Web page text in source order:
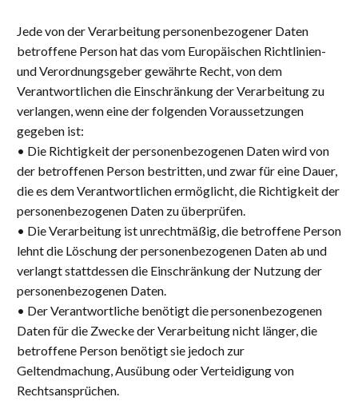
Jede von der Verarbeitung personenbezogener Daten
betroffene Person hat das vom Europäischen Richtlinien-
und Verordnungsgeber gewährte Recht, von dem
Verantwortlichen die Einschränkung der Verarbeitung zu
verlangen, wenn eine der folgenden Voraussetzungen
gegeben ist:
• Die Richtigkeit der personenbezogenen Daten wird von
der betroffenen Person bestritten, und zwar für eine Dauer,
die es dem Verantwortlichen ermöglicht, die Richtigkeit der
personenbezogenen Daten zu überprüfen.
• Die Verarbeitung ist unrechtmäßig, die betroffene Person
lehnt die Löschung der personenbezogenen Daten ab und
verlangt stattdessen die Einschränkung der Nutzung der
personenbezogenen Daten.
• Der Verantwortliche benötigt die personenbezogenen
Daten für die Zwecke der Verarbeitung nicht länger, die
betroffene Person benötigt sie jedoch zur
Geltendmachung, Ausübung oder Verteidigung von
Rechtsansprüchen.